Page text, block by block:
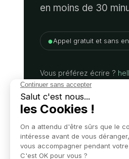
en moins de 30
●Appel gratuit et sans
Vous préférez écrire ?